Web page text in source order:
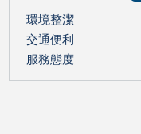
環境整潔
交通便利
服務態度